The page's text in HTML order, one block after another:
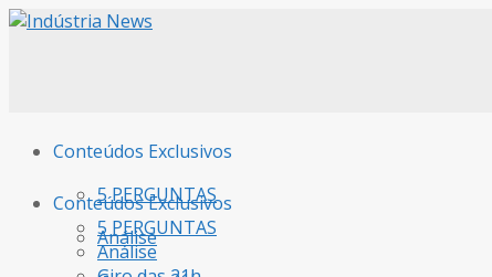
Conteúdos Exclusivos
5 PERGUNTAS
Análise
Conteúdos Exclusivos
5 PERGUNTAS
Análise